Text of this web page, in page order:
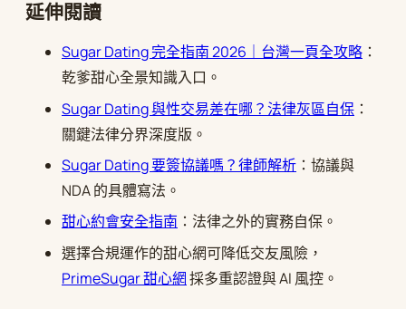
延伸閱讀
Sugar Dating 完全指南 2026｜台灣一頁全攻略 ：
乾爹甜心全景知識入口。
Sugar Dating 與性交易差在哪？法律灰區自保 ：
關鍵法律分界深度版。
Sugar Dating 要簽協議嗎？律師解析 ：協議與
NDA 的具體寫法。
甜心約會安全指南 ：法律之外的實務自保。
選擇合規運作的甜心網可降低交友風險，
PrimeSugar 甜心網採多重認證與 AI 風控。